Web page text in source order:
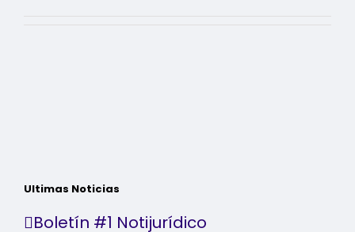
Ultimas Noticias
Boletín #1 Notijurídico